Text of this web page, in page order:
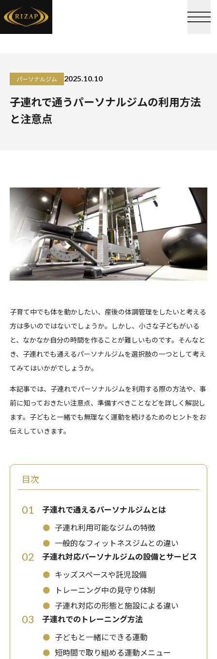
パーソナルジム 2025.10.10
子連れで通うパーソナルジムの利用方法
と注意点
子育て中でも体を動かしたい、産後の体調管理をしたいと考える
方は多いのではないでしょうか。しかし、小さな子どもがいる
と、なかなか自分の時間を作ることが難しいものです。そんなと
き、子連れでも通えるパーソナルジムを選択肢の一つとして考え
てみてはいかがでしょうか。
本記事では、子連れでパーソナルジムを利用する際の方法や、事
前に知っておきたい注意点、準備すべきことなどを詳しく解説し
ます。子どもと一緒でも無理なく運動を続けるためのヒントをお
伝えしていきます。
目次
01
子連れで通えるパーソナルジムとは
⚫ 子連れ利用可能なジムの特徴
⚫ 一般的なフィットネスジムとの違い
02
子連れ対応パーソナルジムの設備とサービス
⚫ キッズスペースや託児設備
⚫
トレーニング中の見守り体制
⚫ 子連れ対応の形態と施設による違い
03
子連れでのトレーニング方法
⚫ 子どもと一緒にできる運動
⚫ 短時間で取り組める運動メニュー